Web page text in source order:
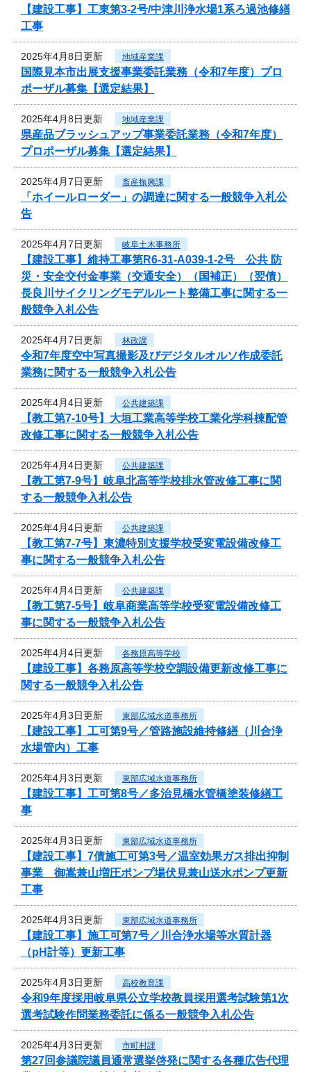
【建設工事】工東第3-2号/中津川浄水場1系ろ過池修繕
工事
2025年4月8日更新 地域産業課
国際見本市出展支援事業委託業務（令和7年度）プロ
ポーザル募集【選定結果】
2025年4月8日更新 地域産業課
県産品ブラッシュアップ事業委託業務（令和7年度）
プロポーザル募集【選定結果】
2025年4月7日更新 畜産振興課
「ホイールローダー」の調達に関する一般競争入札公
告
2025年4月7日更新 岐阜土木事務所
【建設工事】維持工事第R6-31-A039-1-2号 公共 防
災・安全交付金事業（交通安全）（国補正）（翌債）
長良川サイクリングモデルルート整備工事に関する一
般競争入札公告
2025年4月7日更新 林政課
令和7年度空中写真撮影及びデジタルオルソ作成委託
業務に関する一般競争入札公告
2025年4月4日更新 公共建築課
【教工第7-10号】大垣工業高等学校工業化学科棟配管
改修工事に関する一般競争入札公告
2025年4月4日更新 公共建築課
【教工第7-9号】岐阜北高等学校排水管改修工事に関
する一般競争入札公告
2025年4月4日更新 公共建築課
【教工第7-7号】東濃特別支援学校受変電設備改修工
事に関する一般競争入札公告
2025年4月4日更新 公共建築課
【教工第7-5号】岐阜商業高等学校受変電設備改修工
事に関する一般競争入札公告
2025年4月4日更新 各務原高等学校
【建設工事】各務原高等学校空調設備更新改修工事に
関する一般競争入札公告
2025年4月3日更新 東部広域水道事務所
【建設工事】工可第9号／管路施設維持修繕（川合浄
水場管内）工事
2025年4月3日更新 東部広域水道事務所
【建設工事】工可第8号／多治見橋水管橋塗装修繕工
事
2025年4月3日更新 東部広域水道事務所
【建設工事】7債施工可第3号／温室効果ガス排出抑制
事業 御嵩兼山増圧ポンプ場伏見兼山送水ポンプ更新
工事
2025年4月3日更新 東部広域水道事務所
【建設工事】施工可第7号／川合浄水場等水質計器
（pH計等）更新工事
2025年4月3日更新 高校教育課
令和9年度採用岐阜県公立学校教員採用選考試験第1次
選考試験作問業務委託に係る一般競争入札公告
2025年4月3日更新 市町村課
第27回参議院議員通常選挙啓発に関する各種広告代理